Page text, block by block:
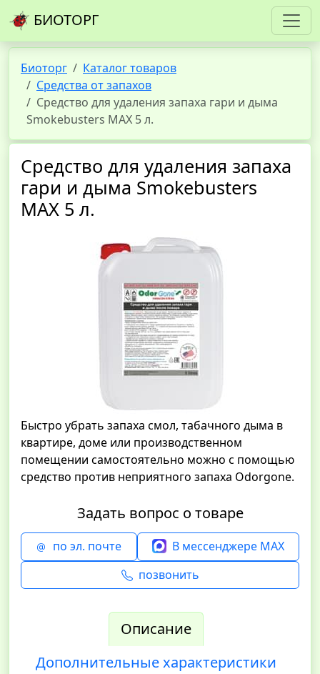
БИОТОРГ
Биоторг
Каталог товаров
Средства от запахов
Средство для удаления запаха гари и дыма
Smokebusters MAX 5 л.
Средство для удаления запаха
гари и дыма Smokebusters
MAX 5 л.
Быстро убрать запаха смол, табачного дыма в
квартире, доме или производственном
помещении самостоятельно можно с помощью
средство против неприятного запаха Odorgone.
Задать вопрос о товаре
по эл. почте
В мессенджере MAX
позвонить
Описание
Дополнительные характеристики